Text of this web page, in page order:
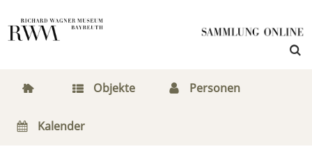
Objekte Personen
Kalender